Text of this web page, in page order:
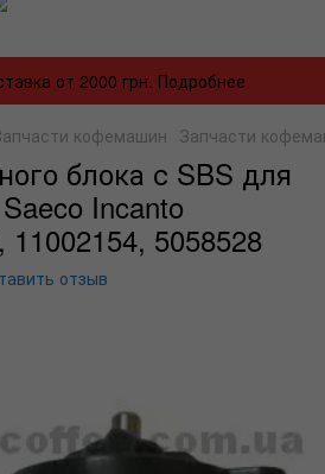
от 2000 грн. Подробнее
кофемашин Запчасти
блока с SBS для
Incanto
11002154, 5058528
отзыв